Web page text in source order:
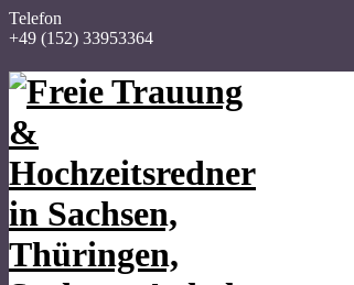
Telefon
+49 (152) 33953364